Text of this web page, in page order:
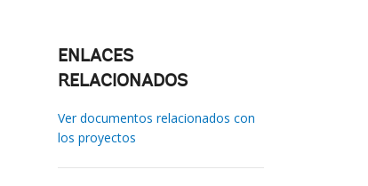
ENLACES
RELACIONADOS
Ver documentos relacionados con
los proyectos